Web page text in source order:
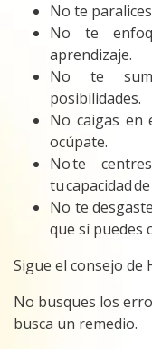
No te
No te
aprendizaje.
No te
posibilidades.
No caigas en
ocúpate.
No te
tu capacidad
No te
que sí puedes
Sigue el consejo de
No busques los
busca un remedio.